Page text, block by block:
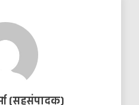
(सहसंपादक)